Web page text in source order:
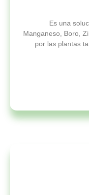
Es una
Manganeso, Boro,
por las plantas